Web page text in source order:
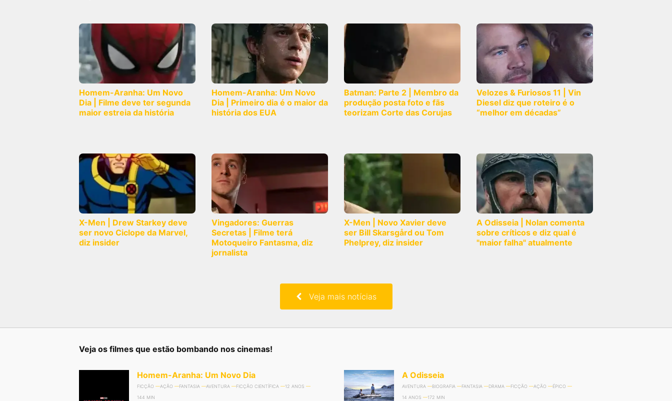
Homem-Aranha: Um Novo
Dia | Filme deve ter segunda
maior estreia da história
Homem-Aranha: Um Novo
Dia | Primeiro dia é o maior da
história dos EUA
Batman: Parte 2 | Membro da
produção posta foto e fãs
teorizam Corte das Corujas
Velozes & Furiosos 11 | Vin
Diesel diz que roteiro é o
“melhor em décadas”
X-Men | Drew Starkey deve
ser novo Ciclope da Marvel,
diz insider
Vingadores: Guerras
Secretas | Filme terá
Motoqueiro Fantasma, diz
jornalista
X-Men | Novo Xavier deve
ser Bill Skarsgård ou Tom
Phelprey, diz insider
A Odisseia | Nolan comenta
sobre críticos e diz qual é
"maior falha" atualmente
Veja mais notícias
Veja os filmes que estão bombando nos cinemas!
Homem-Aranha: Um Novo Dia
FICÇÃO AÇÃO FANTASIA AVENTURA FICÇÃO CIENTÍFICA
12 ANOS
144 MIN
A Odisseia
AVENTURA BIOGRAFIA FANTASIA DRAMA FICÇÃO AÇÃO
ÉPICO
14 ANOS
172 MIN